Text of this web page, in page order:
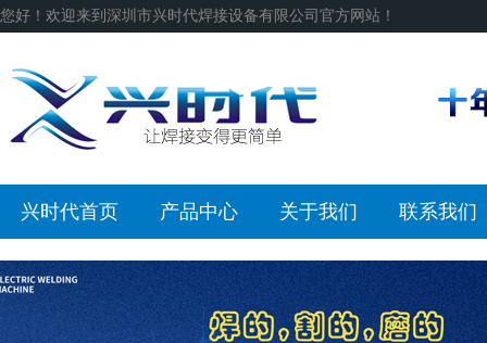
您好！欢迎来到深圳市兴时代焊接设备有限公司官方网站！
兴时代首页 产品中心 关于我们 联系我们